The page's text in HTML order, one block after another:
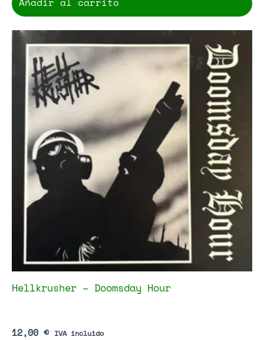
Hellkrusher – Doomsday Hour
12,00 € IVA incluido